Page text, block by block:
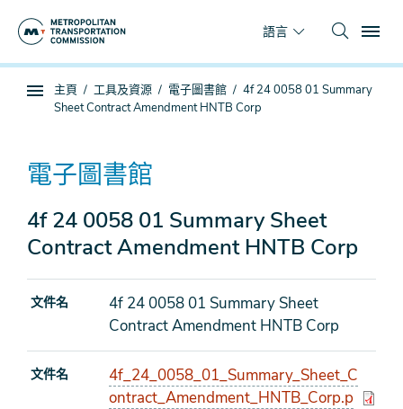
語言
子
導
航
你
在
主頁 工具及資源 電子圖書館
4f 24 0058 01 Summary
Sheet Contract Amendment HNTB Corp
電子圖書館
4f 24 0058 01 Summary Sheet
Contract Amendment HNTB Corp
文件名
4f 24 0058 01 Summary Sheet
Contract Amendment HNTB Corp
文件名
4f_24_0058_01_Summary_Sheet_C
ontract_Amendment_HNTB_Corp.p